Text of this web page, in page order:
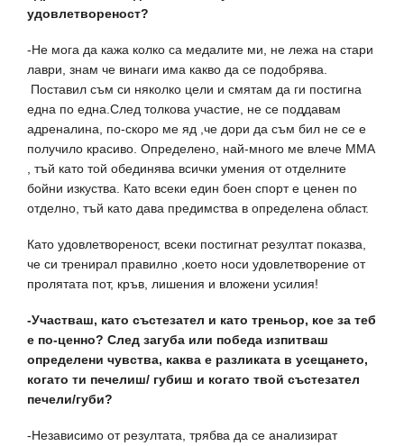
удовлетвореност?
-Не мога да кажа колко са медалите ми, не лежа на стари
лаври, знам че винаги има какво да се подобрява.
Поставил съм си няколко цели и смятам да ги постигна
една по една.След толкова участие, не се поддавам
адреналина, по-скоро ме яд ,че дори да съм бил не се е
получило красиво. Определено, най-много ме влече ММА
, тъй като той обединява всички умения от отделните
бойни изкуства. Като всеки един боен спорт е ценен по
отделно, тъй като дава предимства в определена област.
Като удовлетвореност, всеки постигнат резултат показва,
че си тренирал правилно ,което носи удовлетворение от
пролятата пот, кръв, лишения и вложени усилия!
-Участваш, като състезател и като треньор, кое за теб
е по-ценно? След загуба или победа изпитваш
определени чувства, каква е разликата в усещането,
когато ти печелиш/ губиш и когато твой състезател
печели/губи?
-Независимо от резултата, трябва да се анализират